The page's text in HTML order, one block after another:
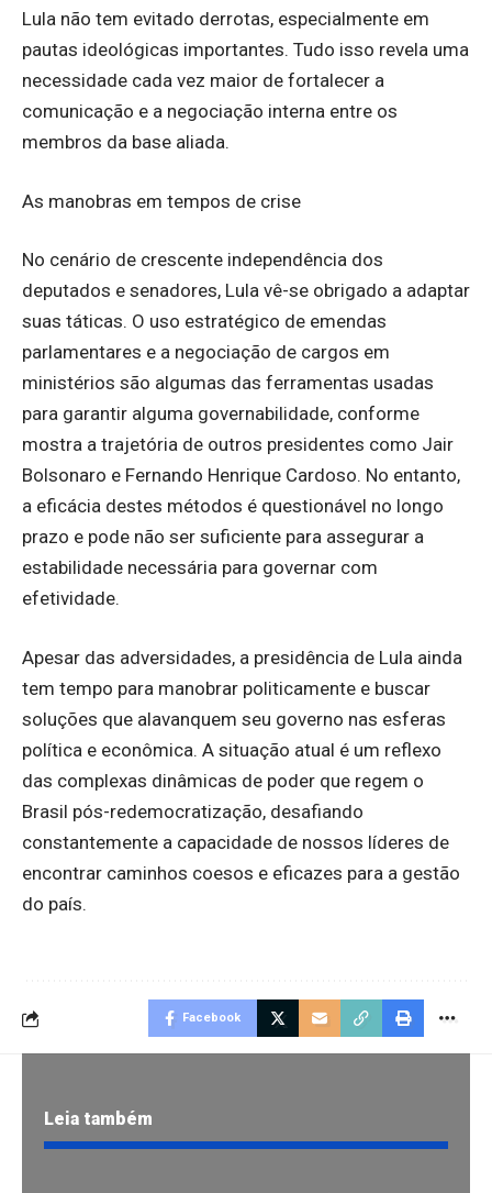
Lula não tem evitado derrotas, especialmente em
pautas ideológicas importantes. Tudo isso revela uma
necessidade cada vez maior de fortalecer a
comunicação e a negociação interna entre os
membros da base aliada.
As manobras em tempos de crise
No cenário de crescente independência dos
deputados e senadores, Lula vê-se obrigado a adaptar
suas táticas. O uso estratégico de emendas
parlamentares e a negociação de cargos em
ministérios são algumas das ferramentas usadas
para garantir alguma governabilidade, conforme
mostra a trajetória de outros presidentes como Jair
Bolsonaro e Fernando Henrique Cardoso. No entanto,
a eficácia destes métodos é questionável no longo
prazo e pode não ser suficiente para assegurar a
estabilidade necessária para governar com
efetividade.
Apesar das adversidades, a presidência de Lula ainda
tem tempo para manobrar politicamente e buscar
soluções que alavanquem seu governo nas esferas
política e econômica. A situação atual é um reflexo
das complexas dinâmicas de poder que regem o
Brasil pós-redemocratização, desafiando
constantemente a capacidade de nossos líderes de
encontrar caminhos coesos e eficazes para a gestão
do país.
Facebook
Leia também